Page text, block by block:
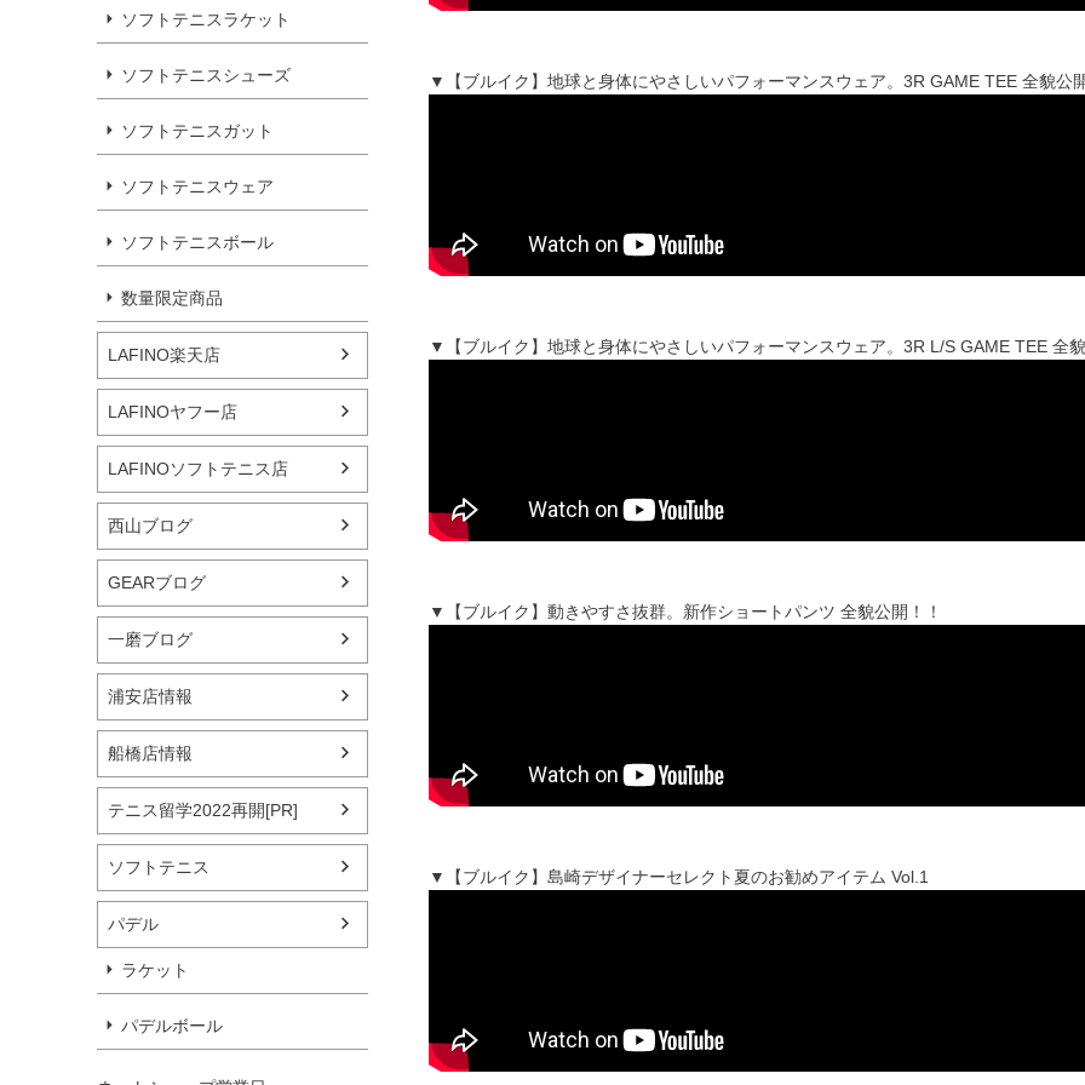
ソフトテニスラケット
ソフトテニスシューズ
ソフトテニスガット
ソフトテニスウェア
ソフトテニスボール
数量限定商品
LAFINO楽天店
LAFINOヤフー店
LAFINOソフトテニス店
西山ブログ
GEARブログ
一磨ブログ
浦安店情報
船橋店情報
テニス留学2022再開[PR]
ソフトテニス
パデル
ラケット
パデルボール
▼【ブルイク】地球と身体にやさしいパフォーマンスウェア。3R GAME TEE 全貌公
▼【ブルイク】地球と身体にやさしいパフォーマンスウェア。3R L/S GAME TEE 全貌
▼【ブルイク】動きやすさ抜群。新作ショートパンツ 全貌公開！！
▼【ブルイク】島崎デザイナーセレクト夏のお勧めアイテム Vol.1